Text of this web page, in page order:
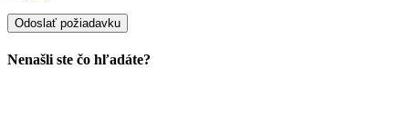
Nenašli ste čo hľadáte?